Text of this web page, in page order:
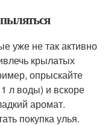
уже не так активно
крылатых
опрыскайте
л воды) и вскоре
аромат.
покупка улья.